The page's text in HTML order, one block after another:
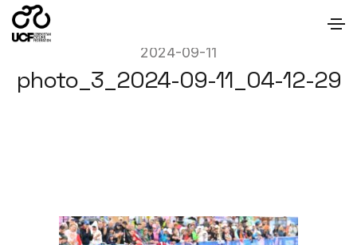
2024-09-11
photo_3_2024-09-11_04-12-29